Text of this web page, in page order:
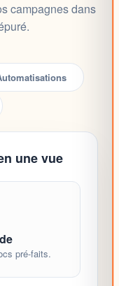
campagnes dans
.
une vue
pré-faits.